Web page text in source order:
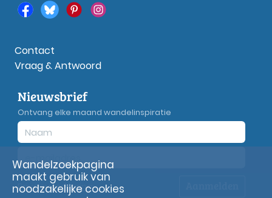
Contact
Vraag & Antwoord
Nieuwsbrief
Ontvang elke maand wandelinspiratie
Privacyverklaring
Wandelzoekpagina
maakt gebruik van
noodzakelijke cookies